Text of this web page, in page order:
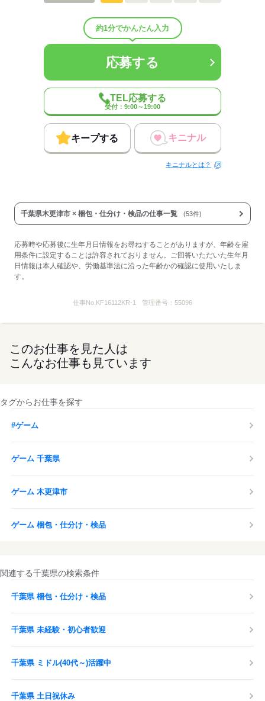
男女比
サービス関連
応募する
約1分でかんたん入力
応募する
TEL応募する
受付：9:00～19:00
キープする キニナル
キニナルとは？
千葉県木更津市 × 梱包・仕分け・検品の仕事一覧 (53件)
応募時や応募後に生年月日情報をお尋ねすることがありますが、年齢を雇
用条件に設定することは許容されておりません。ご回答いただいた生年月
日情報は本人確認や、労働基準法に沿った年齢かの確認に使用いたしま
す。
仕事No. KF16112KR-1 管理番号： 55096
このお仕事を見た人は
こんなお仕事も見ています
タグからお仕事を探す
#ゲーム
ゲーム 千葉県
ゲーム 木更津市
ゲーム 梱包・仕分け・検品
関連する千葉県の検索条件
千葉県 梱包・仕分け・検品
千葉県 未経験・初心者歓迎
千葉県 ミドル(40代～)活躍中
千葉県 土日祝休み